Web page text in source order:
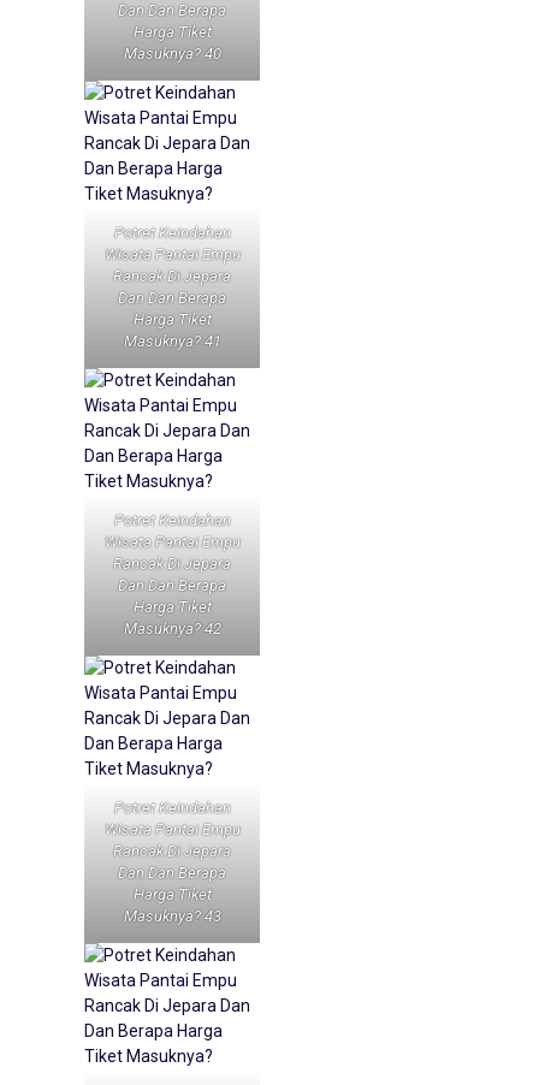
Dan Dan Berapa
Harga Tiket
Masuknya? 40
Potret Keindahan
Wisata Pantai Empu
Rancak Di Jepara
Dan Dan Berapa
Harga Tiket
Masuknya? 41
Potret Keindahan
Wisata Pantai Empu
Rancak Di Jepara
Dan Dan Berapa
Harga Tiket
Masuknya? 42
Potret Keindahan
Wisata Pantai Empu
Rancak Di Jepara
Dan Dan Berapa
Harga Tiket
Masuknya? 43